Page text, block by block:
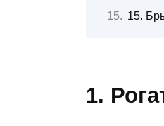
15.
1.